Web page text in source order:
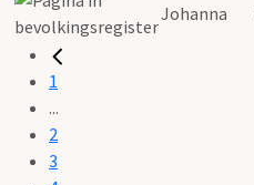
Johanna
1
...
2
3